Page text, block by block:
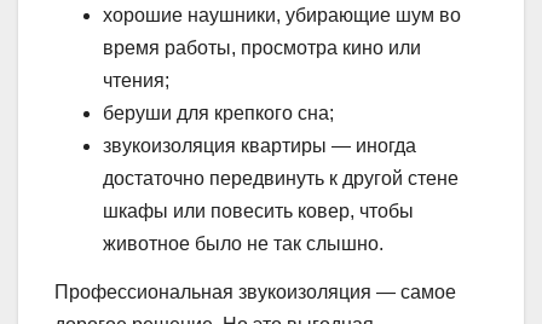
хорошие наушники, убирающие шум во
время работы, просмотра кино или
чтения;
беруши для крепкого сна;
звукоизоляция квартиры — иногда
достаточно передвинуть к другой стене
шкафы или повесить ковер, чтобы
животное было не так слышно.
Профессиональная звукоизоляция — самое